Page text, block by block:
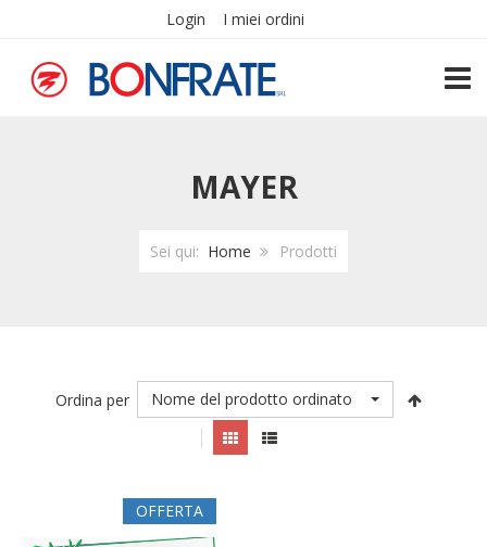
Login I miei ordini
MAYER
Sei qui: Home Prodotti
Ordina per Nome del prodotto ordinato
OFFERTA